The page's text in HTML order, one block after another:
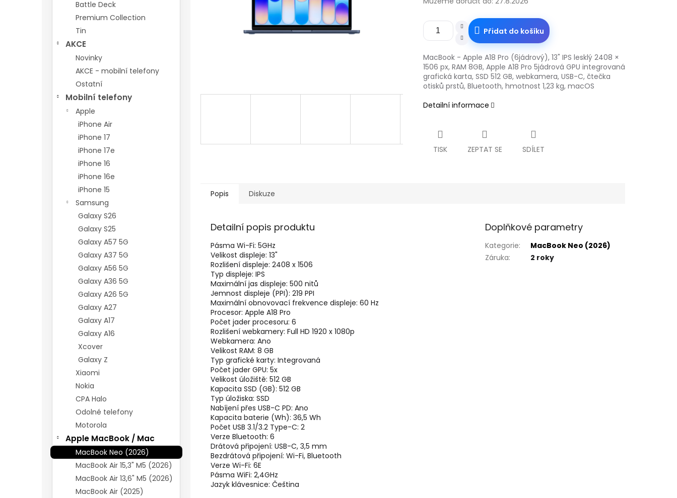
Battle Deck
Premium Collection
Tin
AKCE
Novinky
AKCE - mobilní telefony
Ostatní
Mobilní telefony
Apple
iPhone Air
iPhone 17
iPhone 17e
iPhone 16
iPhone 16e
iPhone 15
Samsung
Galaxy S26
Galaxy S25
Galaxy A57 5G
Galaxy A37 5G
Galaxy A56 5G
Galaxy A36 5G
Galaxy A26 5G
Galaxy A27
Galaxy A17
Galaxy A16
Xcover
Galaxy Z
Xiaomi
Nokia
CPA Halo
Odolné telefony
Motorola
Apple MacBook / Mac
MacBook Neo (2026)
MacBook Air 15,3" M5 (2026)
MacBook Air 13,6" M5 (2026)
MacBook Air (2025)
Přidat do košíku
MacBook - Apple A18 Pro (6jádrový), 13" IPS lesklý 2408 ×
1506 px, RAM 8GB, Apple A18 Pro 5jádrová GPU integrovaná
grafická karta, SSD 512 GB, webkamera, USB-C, čtečka
otisků prstů, Bluetooth, hmotnost 1,23 kg, macOS
Detailní informace
TISK ZEPTAT SE SDÍLET
Popis Diskuze
Detailní popis produktu
Pásma Wi-Fi: 5GHz
Velikost displeje: 13"
Rozlišení displeje: 2408 x 1506
Typ displeje: IPS
Maximální jas displeje: 500 nitů
Jemnost displeje (PPI): 219 PPI
Maximální obnovovací frekvence displeje: 60 Hz
Procesor: Apple A18 Pro
Počet jader procesoru: 6
Rozlišení webkamery: Full HD 1920 x 1080p
Webkamera: Ano
Velikost RAM: 8 GB
Typ grafické karty: Integrovaná
Počet jader GPU: 5x
Velikost úložiště: 512 GB
Kapacita SSD (GB): 512 GB
Typ úložiska: SSD
Nabíjení přes USB-C PD: Ano
Kapacita baterie (Wh): 36,5 Wh
Počet USB 3.1/3.2 Type-C: 2
Verze Bluetooth: 6
Drátová připojení: USB-C, 3,5 mm
Bezdrátová připojení: Wi-Fi, Bluetooth
Verze Wi-Fi: 6E
Pásma WiFi: 2,4GHz
Jazyk klávesnice: Čeština
Doplňkové parametry
Kategorie:
MacBook Neo (2026)
Záruka: 2 roky